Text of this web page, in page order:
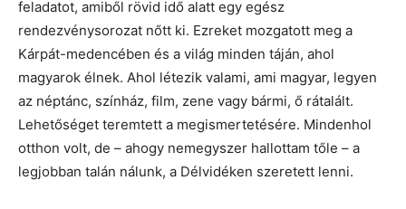
feladatot, amiből rövid idő alatt egy egész
rendezvénysorozat nőtt ki. Ezreket mozgatott meg a
Kárpát-medencében és a világ minden táján, ahol
magyarok élnek. Ahol létezik valami, ami magyar, legyen
az néptánc, színház, film, zene vagy bármi, ő rátalált.
Lehetőséget teremtett a megismertetésére. Mindenhol
otthon volt, de – ahogy nemegyszer hallottam tőle – a
legjobban talán nálunk, a Délvidéken szeretett lenni.